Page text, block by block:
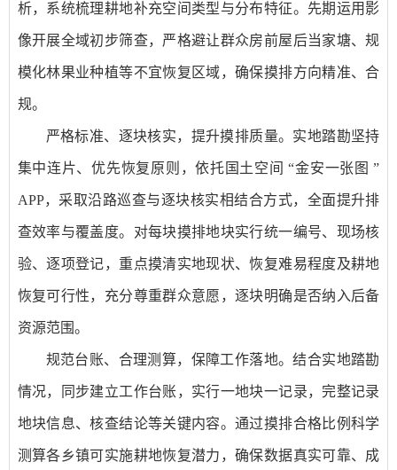
析，系统梳理耕地补充空间类型与分布特征。先期运用影
像开展全域初步筛查，严格避让群众房前屋后当家塘、规
模化林果业种植等不宜恢复区域，确保摸排方向精准、合
规。
严格标准、逐块核实，提升摸排质量。实地踏勘坚持
集中连片、优先恢复原则，依托国土空间 “金安一张图 ”
APP，采取沿路巡查与逐块核实相结合方式，全面提升排
查效率与覆盖度。对每块摸排地块实行统一编号、现场核
验、逐项登记，重点摸清实地现状、恢复难易程度及耕地
恢复可行性，充分尊重群众意愿，逐块明确是否纳入后备
资源范围。
规范台账、合理测算，保障工作落地。结合实地踏勘
情况，同步建立工作台账，实行一地块一记录，完整记录
地块信息、核查结论等关键内容。通过摸排合格比例科学
测算各乡镇可实施耕地恢复潜力，确保数据真实可靠、成